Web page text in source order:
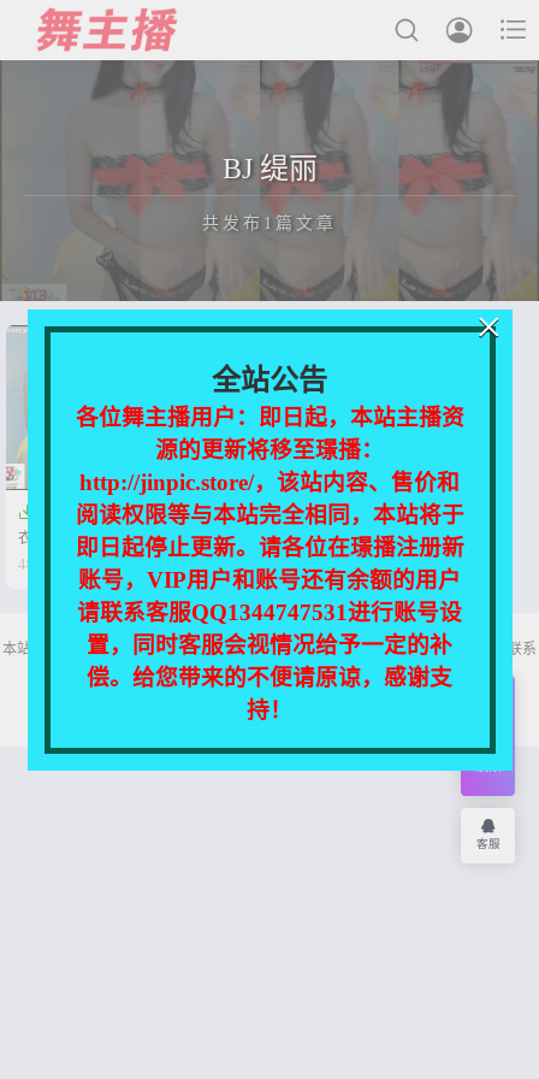



主播合集
用户中心
会员登陆
BJ 缇丽
共发布1篇文章
正在为您加载新内容

【Afreeca TV】BJ 缇丽 热舞 内
衣 原版【77V-16.48GB】
4年前
 0  21
本站所有资源均收集自互联网，仅供个人欣赏交流，如不慎侵犯了您的权益，请联系
我们，我们将尽快处理！
Copyright © 2026 舞主播
全站公告
各位舞主播用户：即日起，本站主播资
源的更新将移至璟播：
http://jinpic.store/，该站内容、售价和
阅读权限等与本站完全相同，本站将于
即日起停止更新。请各位在璟播注册新
账号，VIP用户和账号还有余额的用户
请联系客服QQ1344747531进行账号设
置，同时客服会视情况给予一定的补
偿。给您带来的不便请原谅，感谢支
持！
×
会员
客服